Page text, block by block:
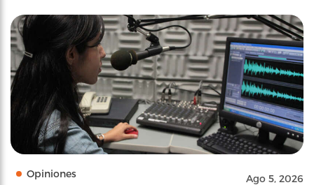
Opiniones Ago 5, 2026